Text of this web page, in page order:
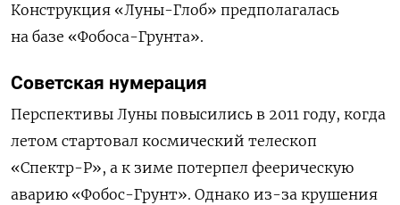
Конструкция «Луны-Глоб» предполагалась
на базе «Фобоса-Грунта».
Советская нумерация
Перспективы Луны повысились в 2011 году, когда
летом стартовал космический телескоп
«Спектр-Р», а к зиме потерпел феерическую
аварию «Фобос-Грунт». Однако из-за крушения